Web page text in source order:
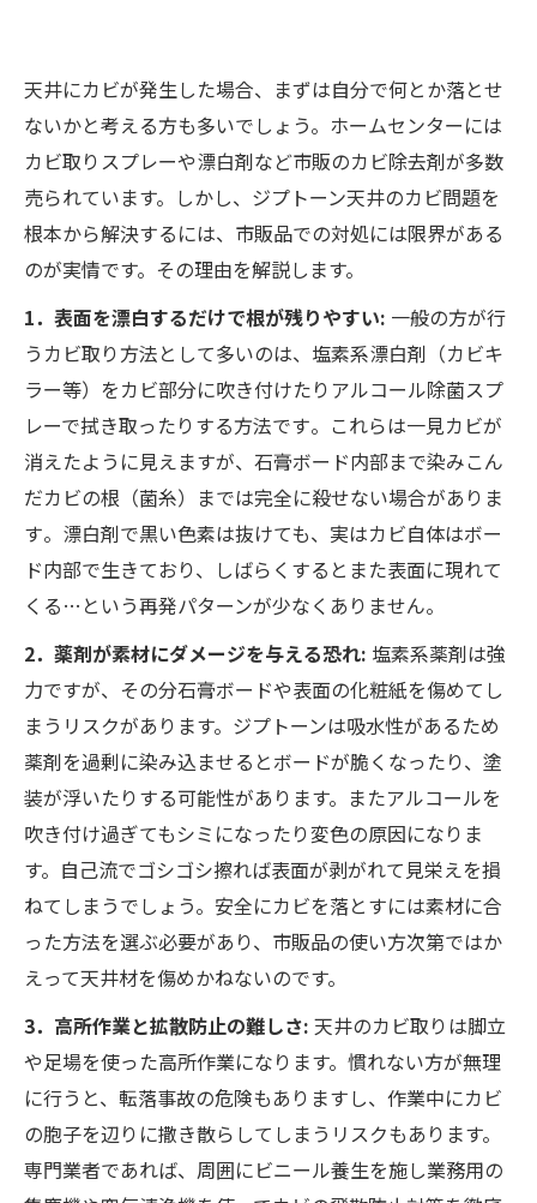
天井にカビが発生した場合、まずは自分で何とか落とせ
ないかと考える方も多いでしょう。ホームセンターには
カビ取りスプレーや漂白剤など市販のカビ除去剤が多数
売られています。しかし、ジプトーン天井のカビ問題を
根本から解決するには、市販品での対処には限界がある
のが実情です。その理由を解説します。
1．表面を漂白するだけで根が残りやすい: 一般の方が行
うカビ取り方法として多いのは、塩素系漂白剤（カビキ
ラー等）をカビ部分に吹き付けたりアルコール除菌スプ
レーで拭き取ったりする方法です​。これらは一見カビが
消えたように見えますが、石膏ボード内部まで染みこん
だカビの根（菌糸）までは完全に殺せない場合がありま
す​。漂白剤で黒い色素は抜けても、実はカビ自体はボー
ド内部で生きており、しばらくするとまた表面に現れて
くる…という再発パターンが少なくありません。
2．薬剤が素材にダメージを与える恐れ: 塩素系薬剤は強
力ですが、その分石膏ボードや表面の化粧紙を傷めてし
まうリスクがあります。ジプトーンは吸水性があるため
薬剤を過剰に染み込ませるとボードが脆くなったり、塗
装が浮いたりする可能性があります。またアルコールを
吹き付け過ぎてもシミになったり変色の原因になりま
す。自己流でゴシゴシ擦れば表面が剥がれて見栄えを損
ねてしまうでしょう。安全にカビを落とすには素材に合
った方法を選ぶ必要があり、市販品の使い方次第ではか
えって天井材を傷めかねないのです。
3．高所作業と拡散防止の難しさ: 天井のカビ取りは脚立
や足場を使った高所作業になります。慣れない方が無理
に行うと、転落事故の危険もありますし、作業中にカビ
の胞子を辺りに撒き散らしてしまうリスクもあります。
専門業者であれば、周囲にビニール養生を施し業務用の